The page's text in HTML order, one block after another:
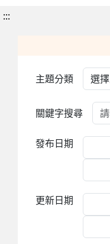
:::
主題分類
關鍵字搜尋
發布日期
更新日期